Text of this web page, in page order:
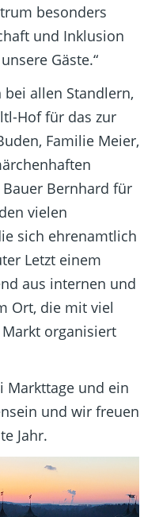
besonders
und Inklusion
Gäste.“
allen Standlern,
Hof für das zur
Familie Meier,
Bernhard für
vielen
sich ehrenamtlich
Letzt einem
aus internen und
Ort, die mit viel
organisiert
Markttage und ein
und wir freuen
Jahr.